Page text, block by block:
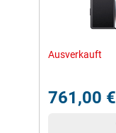
Ausverkauft
761,00 €